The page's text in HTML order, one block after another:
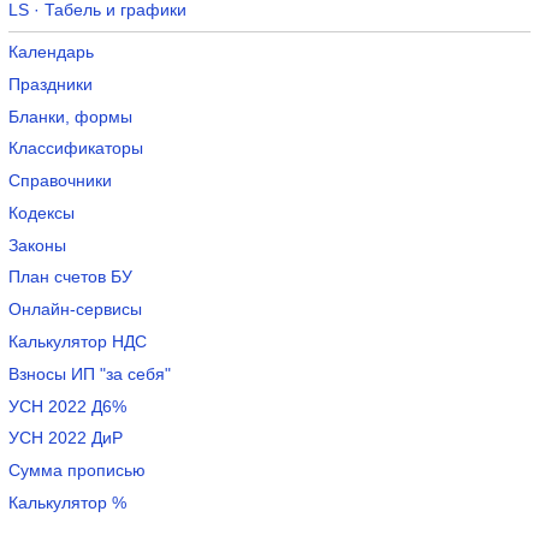
LS · Табель и графики
Календарь
Праздники
Бланки, формы
Классификаторы
Справочники
Кодексы
Законы
План счетов БУ
Онлайн-сервисы
Калькулятор НДС
Взносы ИП "за себя"
УСН 2022 Д6%
УСН 2022 ДиР
Сумма прописью
Калькулятор %